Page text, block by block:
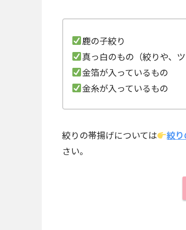
鹿の子絞り
真っ白のもの（絞りや、
金箔が入っているもの
金糸が入っているもの
絞りの帯揚げについては 絞
さい。